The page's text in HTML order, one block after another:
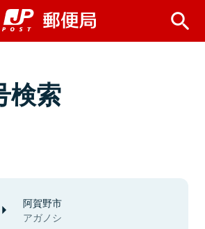
検索
阿賀野市
アガノシ